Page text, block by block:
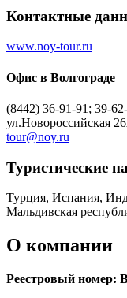
Контактные
www.noy-tour.ru
Офис в Волгограде
(8442) 36-91-91; 39-
ул.Новороссийская
tour@noy.ru
Туристическиe
Турция, Испания,
Мальдивская
О компании
Реестровый номер: